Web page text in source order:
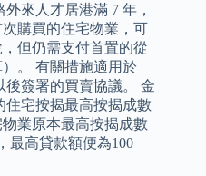
來人才居港滿 7 年，
購買的住宅物業，可
但仍需支付首置的從
。 有關措施適用於
後簽署的買賣協議。 金
住宅按揭最高按揭成數
業原本最高按揭成數
最高貸款額便為100